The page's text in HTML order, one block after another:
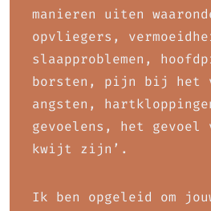
manieren uiten
opvliegers,
slaapproblemen,
borsten, pijn bij het
angsten,
gevoelens, het gevoel
kwijt zijn’.
Ik ben opgeleid om